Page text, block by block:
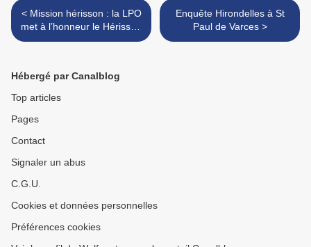
< Mission hérisson : la LPO
met à l’honneur le Hérisson
d’Europe
Enquête Hirondelles à St
Paul de Varces >
Hébergé par Canalblog
Top articles
Pages
Contact
Signaler un abus
C.G.U.
Cookies et données personnelles
Préférences cookies